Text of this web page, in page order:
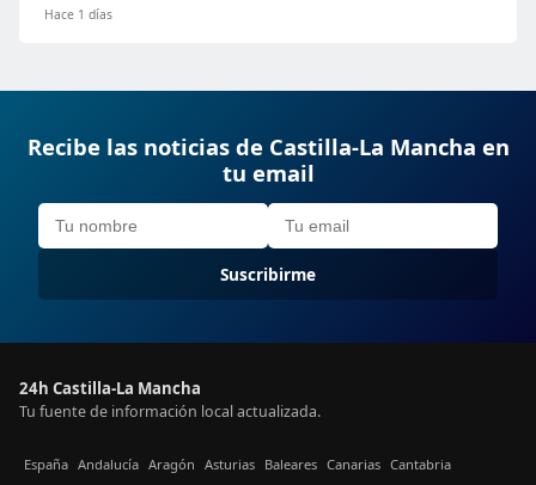
Hace 1 días
Recibe las noticias de Castilla-La Mancha en
tu email
Suscribirme
24h Castilla-La Mancha
Tu fuente de información local actualizada.
España Andalucía Aragón Asturias Baleares Canarias Cantabria